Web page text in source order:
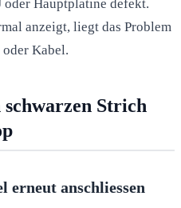
Hauptplatine defekt.
anzeigt, liegt das Problem
Kabel.
schwarzen Strich
erneut anschliessen